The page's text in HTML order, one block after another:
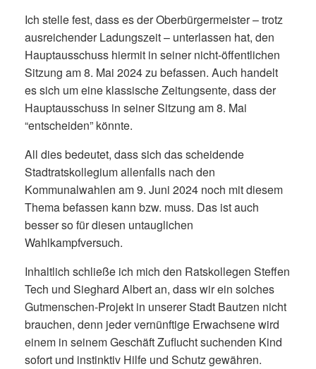
Ich stelle fest, dass es der Oberbürgermeister – trotz
ausreichender Ladungszeit – unterlassen hat, den
Hauptausschuss hiermit in seiner nicht-öffentlichen
Sitzung am 8. Mai 2024 zu befassen. Auch handelt
es sich um eine klassische Zeitungsente, dass der
Hauptausschuss in seiner Sitzung am 8. Mai
“entscheiden” könnte.
All dies bedeutet, dass sich das scheidende
Stadtratskollegium allenfalls nach den
Kommunalwahlen am 9. Juni 2024 noch mit diesem
Thema befassen kann bzw. muss. Das ist auch
besser so für diesen untauglichen
Wahlkampfversuch.
Inhaltlich schließe ich mich den Ratskollegen Steffen
Tech und Sieghard Albert an, dass wir ein solches
Gutmenschen-Projekt in unserer Stadt Bautzen nicht
brauchen, denn jeder vernünftige Erwachsene wird
einem in seinem Geschäft Zuflucht suchenden Kind
sofort und instinktiv Hilfe und Schutz gewähren.